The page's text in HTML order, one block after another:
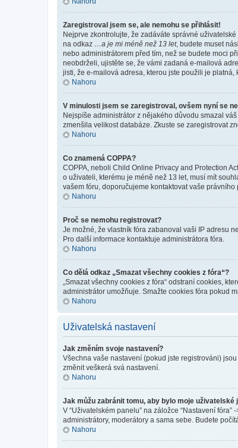
Zaregistroval jsem se, ale nemohu se přihlásit!
Nejprve zkontrolujte, že zadáváte správné
na odkaz …a je mi méně než 13 let, budete muset
nebo administrátorem před tím, než se budete moci
neobdrželi, ujistěte se, že vámi zadaná e-mailová
jisti, že e-mailová adresa, kterou jste použili je platná,
Nahoru
V minulosti jsem se zaregistroval, ovšem nyní se
Nejspíše administrátor z nějakého důvodu smazal
zmenšila velikost databáze. Zkuste se zaregistrovat
Nahoru
Co znamená COPPA?
COPPA, neboli Child Online Privacy and Protection
o uživateli, kterému je méně než 13 let, musí mít
vašem fóru, doporučujeme kontaktovat vaše
Nahoru
Proč se nemohu registrovat?
Je možné, že vlastník fóra zabanoval vaši IP adresu
Pro další informace kontaktuje administrátora fóra.
Nahoru
Co dělá odkaz „Smazat všechny cookies z fóra“?
„Smazat všechny cookies z fóra“ odstraní cookies,
administrátor umožňuje. Smažte cookies fóra pokud
Nahoru
Uživatelská nastavení
Jak změním svoje nastavení?
Všechna vaše nastavení (pokud jste registrováni)
změnit veškerá svá nastavení.
Nahoru
Jak můžu zabránit tomu, aby bylo moje
V “Uživatelském panelu” na záložce “Nastavení fóra”
administrátory, moderátory a sama sebe. Budete
Nahoru